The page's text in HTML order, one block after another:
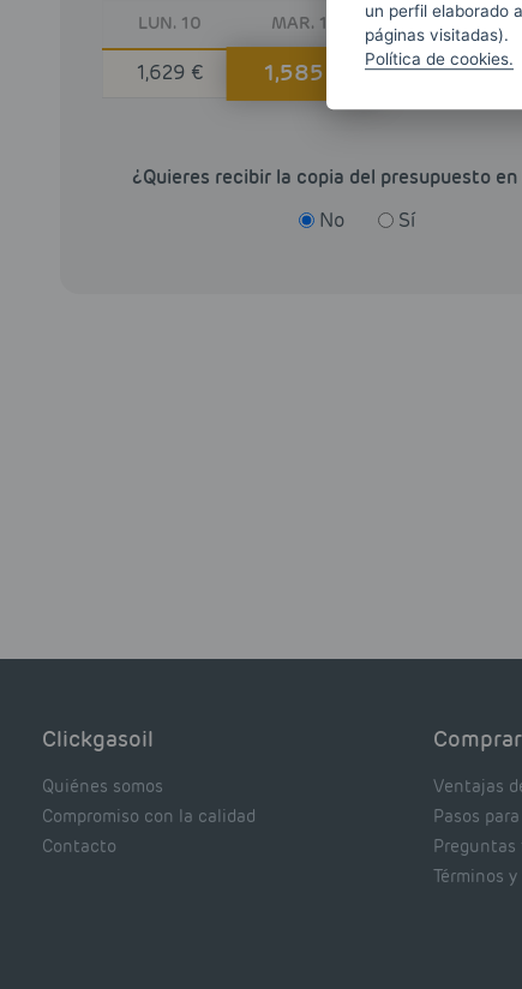
LUN. 10 MAR. 11 MIÉ. 12
1,629 € 1,585 € 1,767 €
¿Quieres recibir la copia del presupuesto
No Sí
Clickgasoil
Quiénes somos
Compromiso con la calidad
Contacto
Ventajas
Pasos
Términos
un perfil elaborado
páginas visitadas).
Política de cookies.